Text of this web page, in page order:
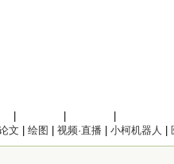
文 绘图 视频·直播 小柯机器人